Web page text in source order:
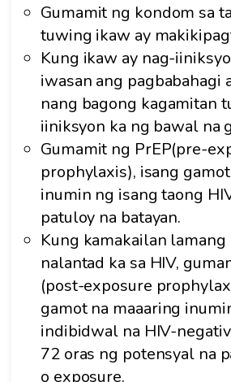
Gumamit ng kondom sa
tuwing ikaw ay
Kung ikaw ay nag-
iwasan ang pagbabahagi
nang bagong kagamitan
iiniksyon ka ng bawal na
Gumamit ng PrEP(pre-
prophylaxis), isang
inumin ng isang taong
patuloy na batayan.
Kung kamakailan lamang
nalantad ka sa HIV,
(post-exposure
gamot na maaaring
indibidwal na HIV-
72 oras ng potensyal na
o exposure.